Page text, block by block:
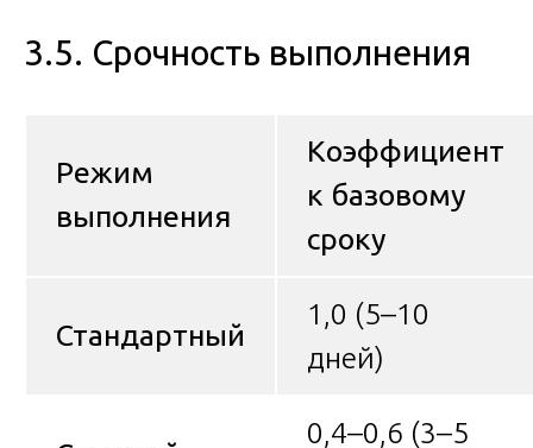
3.5. Срочность выполнения
Режим
выполнения
Коэффициент
к базовому
сроку
Стандартный
1,0 (5–10
дней)
0,4–0,6 (3–5